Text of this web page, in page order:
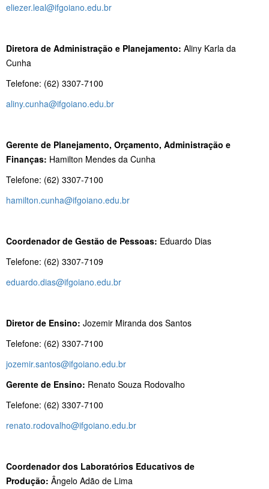
eliezer.leal@ifgoiano.edu.br
Diretora de Administração e Planejamento: Aliny Karla da
Cunha
Telefone: (62) 3307-7100
aliny.cunha@ifgoiano.edu.br
Gerente de Planejamento, Orçamento, Administração e
Finanças: Hamilton Mendes da Cunha
Telefone: (62) 3307-7100
hamilton.cunha@ifgoiano.edu.br
Coordenador de Gestão de Pessoas: Eduardo Dias
Telefone: (62) 3307-7109
eduardo.dias@ifgoiano.edu.br
Diretor de Ensino: Jozemir Miranda dos Santos
Telefone: (62) 3307-7100
jozemir.santos@ifgoiano.edu.br
Gerente de Ensino: Renato Souza Rodovalho
Telefone: (62) 3307-7100
renato.rodovalho@ifgoiano.edu.br
Coordenador dos Laboratórios Educativos de
Produção: Ângelo Adão de Lima